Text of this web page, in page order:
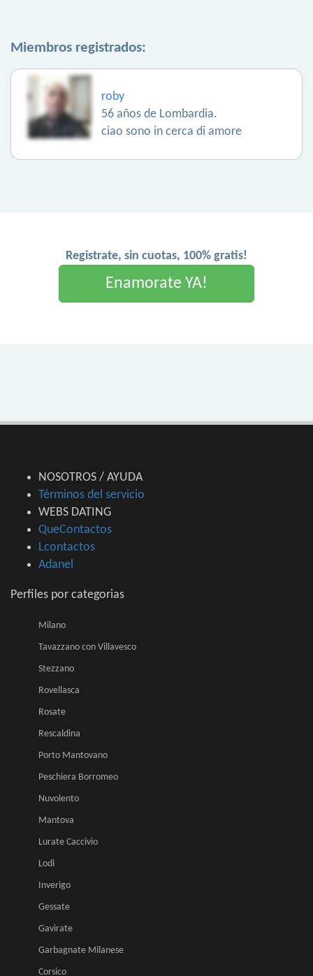
Miembros registrados:
roby
56 años de Lombardia.
ciao sono in cerca di amore
Registrate, sin cuotas, 100% gratis!
Enamorate YA!
NOSOTROS / AYUDA
Términos del servicio
WEBS DATING
QueContactos
Lcontactos
Adanel
Perfiles por categorias
Milano
Tavazzano con Villavesco
Stezzano
Rovellasca
Rosate
Rescaldina
Porto Mantovano
Peschiera Borromeo
Nuvolento
Mantova
Lurate Caccivio
Lodi
Inverigo
Gessate
Gavirate
Garbagnate Milanese
Corsico